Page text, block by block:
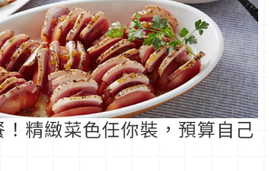
！精緻菜色任你裝，預算自己